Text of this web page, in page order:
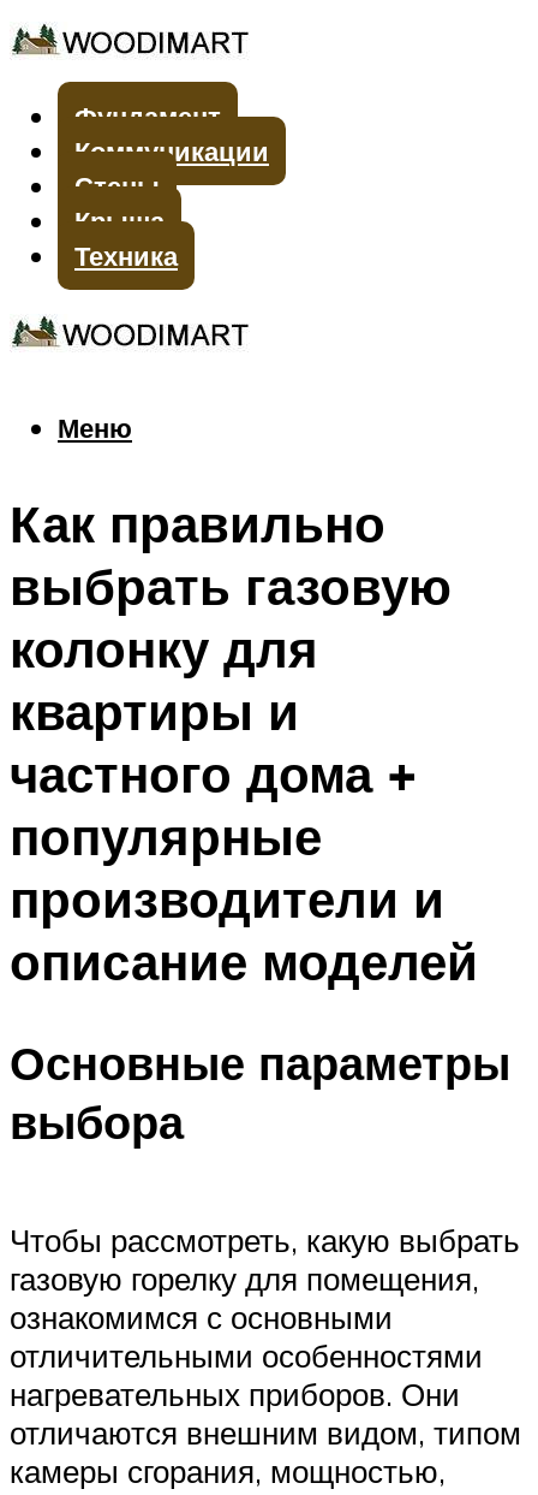
Фундамент
Коммуникации
Стены
Крыша
Техника
Меню
Меню
Как правильно
выбрать газовую
колонку для
квартиры и
частного дома +
популярные
производители и
описание моделей
Основные параметры
выбора
Чтобы рассмотреть, какую выбрать
газовую горелку для помещения,
ознакомимся с основными
отличительными особенностями
нагревательных приборов. Они
отличаются внешним видом, типом
камеры сгорания, мощностью,